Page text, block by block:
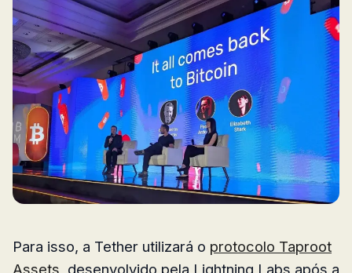
Para isso, a Tether utilizará o protocolo Taproot
Assets , desenvolvido pela Lightning Labs após a